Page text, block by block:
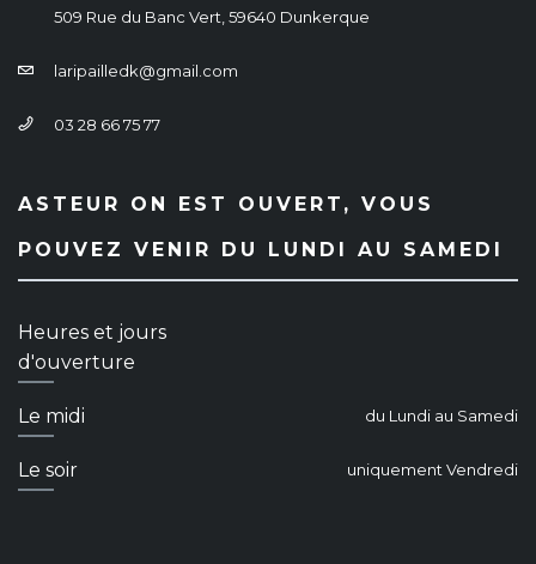
509 Rue du Banc Vert, 59640 Dunkerque
laripailledk@gmail.com
03 28 66 75 77
ASTEUR ON EST OUVERT, VOUS
POUVEZ VENIR DU LUNDI AU SAMEDI
Heures et jours
d'ouverture
Le midi du Lundi au Samedi
Le soir uniquement Vendredi